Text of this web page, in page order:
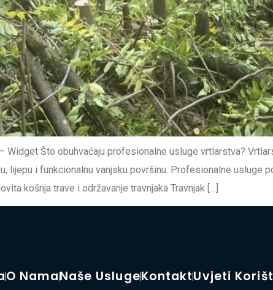
Što obuhvaćaju profesionalne usluge vrtlarstva?
lijepu i funkcionalnu vanjsku površinu. Profesionalne usluge
košnja trave i održavanje travnjaka Travnjak […]
O NamaNaše UslugeKontaktUvjeti